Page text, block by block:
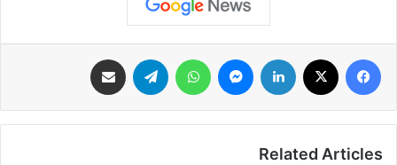
فيسبوك لينكدإن ماسنجر واتساب تيلقرام
Related Articles